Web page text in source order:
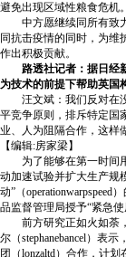
避免出现区域性粮食危机。
中方愿继续同所有致力
同抗击疫情的同时，为维
作出积极贡献。
路透社记者：据日经
为技术的前提下帮助英国
汪文斌：我们反对在没
平竞争原则，排斥特定国
业、人为阻隔合作，这样
【编辑:房家梁】
为了能够在第一时间用
动加速试验并扩大生产规
动”（
品监督管理局授予“紧急
前方研究正如火如荼，
尔（stephanebancel）表
团（lonzaltd）合作，计划